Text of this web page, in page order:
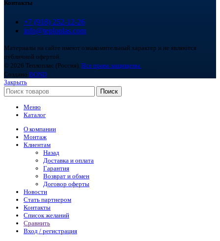
Контакты
+7 (918) 252-12-26
info@teploplas.com
Материалы на сайте имеют ознакомительный характер и не являются
публичной офертой.
© 2026 Теплоплас (Россия). Все права защищены.
Создано BOND
Закрыть
Поиск
Меню
Каталог
О компании
Монтаж
Клиентам
Назад
Доставка и оплата
Гарантия
Возврат и обмен
Договор оферты
Новости
Стать партнером
Контакты
Список желаний
Сравнить
Вход / регистрация